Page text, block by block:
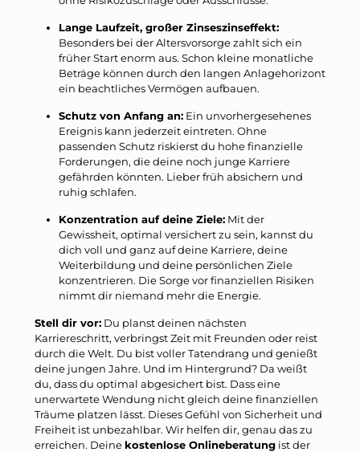
Lange Laufzeit, großer Zinseszinseffekt:
Besonders bei der Altersvorsorge zahlt sich ein
früher Start enorm aus. Schon kleine monatliche
Beträge können durch den langen Anlagehorizont
ein beachtliches Vermögen aufbauen.
Schutz von Anfang an: Ein unvorhergesehenes
Ereignis kann jederzeit eintreten. Ohne
passenden Schutz riskierst du hohe finanzielle
Forderungen, die deine noch junge Karriere
gefährden könnten. Lieber früh absichern und
ruhig schlafen.
Konzentration auf deine Ziele: Mit der
Gewissheit, optimal versichert zu sein, kannst du
dich voll und ganz auf deine Karriere, deine
Weiterbildung und deine persönlichen Ziele
konzentrieren. Die Sorge vor finanziellen Risiken
nimmt dir niemand mehr die Energie.
Stell dir vor: Du planst deinen nächsten
Karriereschritt, verbringst Zeit mit Freunden oder reist
durch die Welt. Du bist voller Tatendrang und genießt
deine jungen Jahre. Und im Hintergrund? Da weißt
du, dass du optimal abgesichert bist. Dass eine
unerwartete Wendung nicht gleich deine finanziellen
Träume platzen lässt. Dieses Gefühl von Sicherheit und
Freiheit ist unbezahlbar. Wir helfen dir, genau das zu
erreichen. Deine kostenlose Onlineberatung ist der